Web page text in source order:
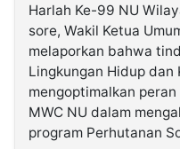
Harlah Ke-99 NU
sore, Wakil Ketua
melaporkan bahwa
Lingkungan Hidup dan
mengoptimalkan
MWC NU dalam
program Perhutanan